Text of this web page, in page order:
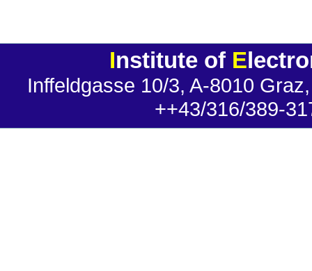
Institute of E
Inffeldgasse 10/3, A-8010
++43/316/389-